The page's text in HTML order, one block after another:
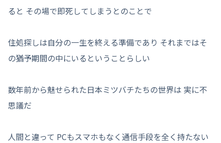
ると その場で即死してしまうとのことで
住処探しは自分の一生を終える準備であり それまではそ
の猶予期間の中にいるということらしい
数年前から魅せられた日本ミツバチたちの世界は 実に不
思議だ
人間と違って PCもスマホもなく通信手段を全く持たない